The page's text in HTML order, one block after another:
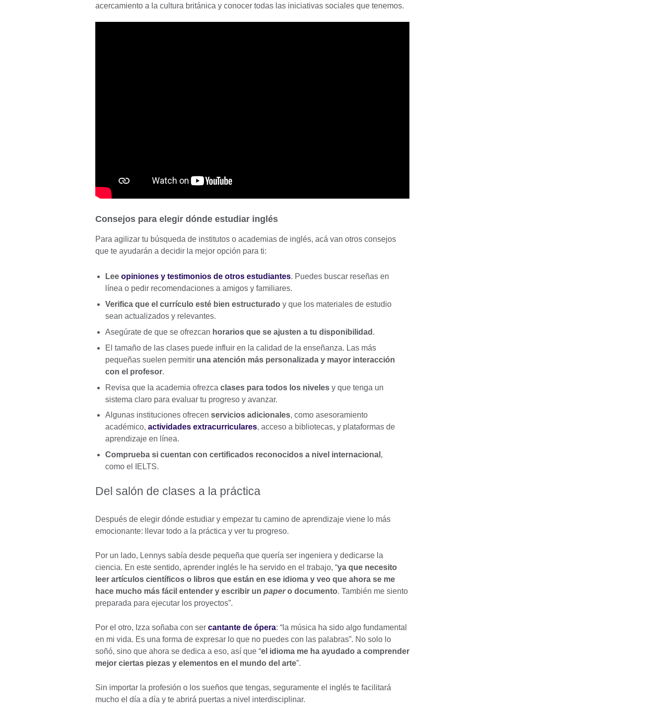
acercamiento a la cultura británica y conocer todas las iniciativas sociales que tenemos.
Consejos para elegir dónde estudiar inglés
Para agilizar tu búsqueda de institutos o academias de inglés, acá van otros consejos
que te ayudarán a decidir la mejor opción para ti:
Lee opiniones y testimonios de otros estudiantes. Puedes buscar reseñas en
línea o pedir recomendaciones a amigos y familiares.
Verifica que el currículo esté bien estructurado y que los materiales de estudio
sean actualizados y relevantes.
Asegúrate de que se ofrezcan horarios que se ajusten a tu disponibilidad .
El tamaño de las clases puede influir en la calidad de la enseñanza. Las más
pequeñas suelen permitir una atención más personalizada y mayor interacción
con el profesor.
Revisa que la academia ofrezca clases para todos los niveles y que tenga un
sistema claro para evaluar tu progreso y avanzar.
Algunas instituciones ofrecen servicios adicionales, como asesoramiento
académico, actividades extracurriculares, acceso a bibliotecas, y plataformas de
aprendizaje en línea.
Comprueba si cuentan con certificados reconocidos a nivel internacional ,
como el IELTS.
Del salón de clases a la práctica
Después de elegir dónde estudiar y empezar tu camino de aprendizaje viene lo más
emocionante: llevar todo a la práctica y ver tu progreso.
Por un lado, Lennys sabía desde pequeña que quería ser ingeniera y dedicarse la
ciencia. En este sentido, aprender inglés le ha servido en el trabajo, “ya que necesito
leer artículos científicos o libros que están en ese idioma y veo que ahora se me
hace mucho más fácil entender y escribir un papero documento. También me siento
preparada para ejecutar los proyectos”.
Por el otro, Izza soñaba con ser cantante de ópera: “la música ha sido algo fundamental
en mi vida. Es una forma de expresar lo que no puedes con las palabras”. No solo lo
soñó, sino que ahora se dedica a eso, así que “el idioma me ha ayudado a comprender
mejor ciertas piezas y elementos en el mundo del arte”.
Sin importar la profesión o los sueños que tengas, seguramente el inglés te facilitará
mucho el día a día y te abrirá puertas a nivel interdisciplinar.